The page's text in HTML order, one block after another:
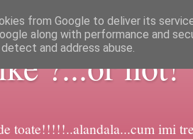
?...or not!
toate!!!!!..alandala...cum imi
from Google to deliver its
along with performance and
and address abuse.